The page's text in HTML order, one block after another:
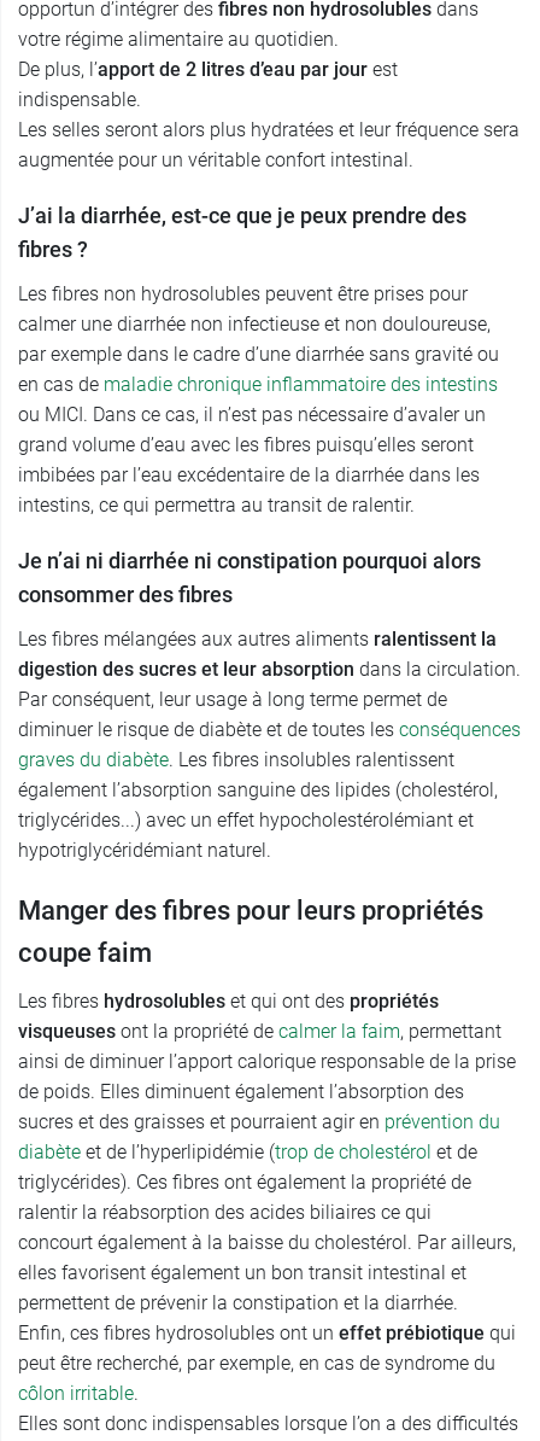
opportun d’intégrer des fibres non hydrosolubles dans
votre régime alimentaire au quotidien.
De plus, l’apport de 2 litres d’eau par jour est
indispensable.
Les selles seront alors plus hydratées et leur fréquence sera
augmentée pour un véritable confort intestinal.
J’ai la diarrhée, est-ce que je peux prendre des
fibres ?
Les fibres non hydrosolubles peuvent être prises pour
calmer une diarrhée non infectieuse et non douloureuse,
par exemple dans le cadre d’une diarrhée sans gravité ou
en cas de maladie chronique inflammatoire des intestins
ou MICI. Dans ce cas, il n’est pas nécessaire d’avaler un
grand volume d’eau avec les fibres puisqu’elles seront
imbibées par l’eau excédentaire de la diarrhée dans les
intestins, ce qui permettra au transit de ralentir.
Je n’ai ni diarrhée ni constipation pourquoi alors
consommer des fibres
Les fibres mélangées aux autres aliments ralentissent la
digestion des sucres et leur absorption dans la circulation.
Par conséquent, leur usage à long terme permet de
diminuer le risque de diabète et de toutes les conséquences
graves du diabète. Les fibres insolubles ralentissent
également l’absorption sanguine des lipides (cholestérol,
triglycérides...) avec un effet hypocholestérolémiant et
hypotriglycéridémiant naturel.
Manger des fibres pour leurs propriétés
coupe faim
Les fibres hydrosolubles et qui ont des propriétés
visqueuses ont la propriété de calmer la faim, permettant
ainsi de diminuer l’apport calorique responsable de la prise
de poids. Elles diminuent également l’absorption des
sucres et des graisses et pourraient agir en prévention du
diabète et de l’hyperlipidémie (trop de cholestérol et de
triglycérides). Ces fibres ont également la propriété de
ralentir la réabsorption des acides biliaires ce qui
concourt également à la baisse du cholestérol. Par ailleurs,
elles favorisent également un bon transit intestinal et
permettent de prévenir la constipation et la diarrhée.
Enfin, ces fibres hydrosolubles ont un effet prébiotique qui
peut être recherché, par exemple, en cas de syndrome du
côlon irritable.
Elles sont donc indispensables lorsque l’on a des difficultés